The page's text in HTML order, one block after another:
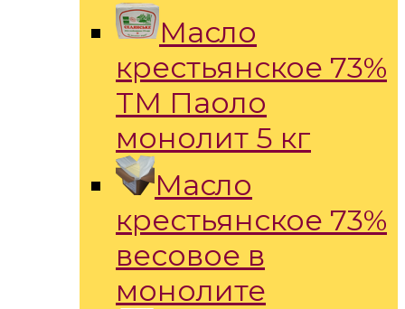
Масло
крестьянское 73%
ТМ Паоло
монолит 5 кг
Масло
крестьянское 73%
весовое в
монолите